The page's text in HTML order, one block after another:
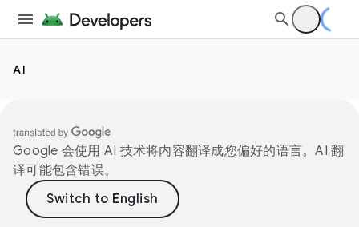
AI
Google 会使用 AI 技术将内容翻译成您偏好的语言。AI 翻
译可能包含错误。